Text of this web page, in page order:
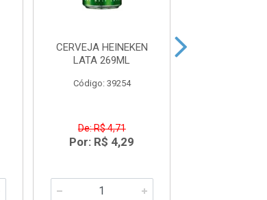
CERVEJA HEINEKEN
LATA 269ML
Código: 39254
De: R$ 4,71
Por: R$ 4,29